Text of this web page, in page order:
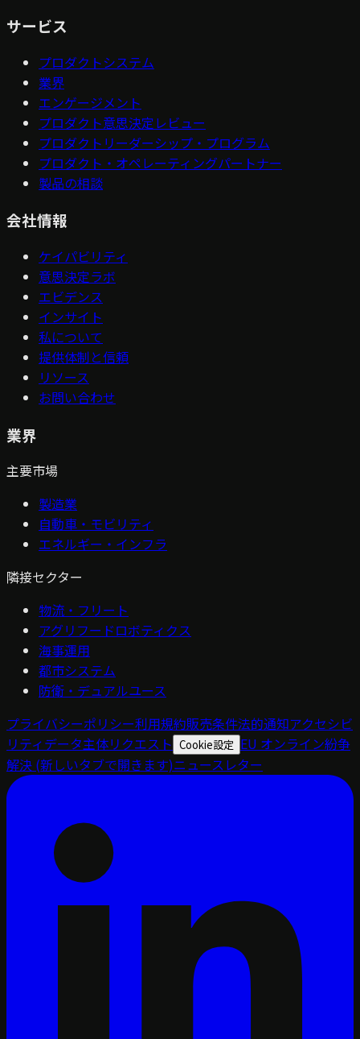
サービス
プロダクトシステム
業界
エンゲージメント
プロダクト意思決定レビュー
プロダクトリーダーシップ・プログラム
プロダクト・オペレーティングパートナー
製品の相談
会社情報
ケイパビリティ
意思決定ラボ
エビデンス
インサイト
私について
提供体制と信頼
リソース
お問い合わせ
業界
主要市場
製造業
自動車・モビリティ
エネルギー・インフラ
隣接セクター
物流・フリート
アグリフードロボティクス
海事運用
都市システム
防衛・デュアルユース
プライバシーポリシー利用規約販売条件法的通知アクセシビ
リティデータ主体リクエスト Cookie設定 EU オンライン紛争
解決 (新しいタブで開きます)ニュースレター